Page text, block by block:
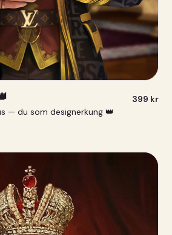
— du som designerkung 👑
399 kr